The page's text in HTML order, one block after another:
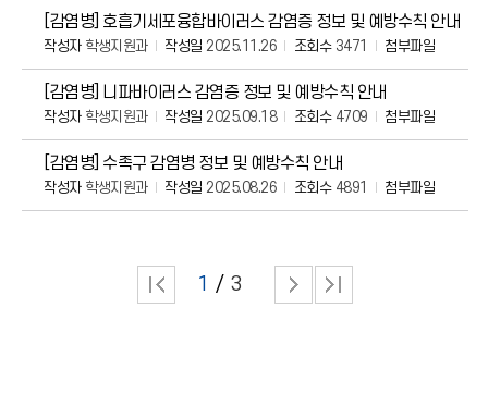
[감염병] 호흡기세포융합바이러스 감염증 정보 및 예방수칙 안내
작성자학생지원과 작성일 2025.11.26 조회수3471 첨부파일
[감염병] 니파바이러스 감염증 정보 및 예방수칙 안내
작성자학생지원과 작성일 2025.09.18 조회수4709 첨부파일
[감염병] 수족구 감염병 정보 및 예방수칙 안내
작성자학생지원과 작성일 2025.08.26 조회수4891 첨부파일
1 3